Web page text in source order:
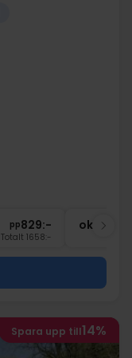
pp829:-
Totalt 1658:-
okt
Spara upp till14%